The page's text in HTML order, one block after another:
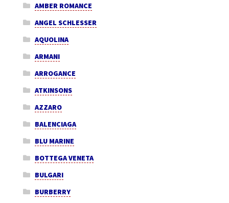
AMBER ROMANCE
ANGEL SCHLESSER
AQUOLINA
ARMANI
ARROGANCE
ATKINSONS
AZZARO
BALENCIAGA
BLU MARINE
BOTTEGA VENETA
BULGARI
BURBERRY